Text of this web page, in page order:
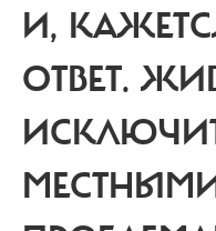
И,
ОТВЕТ.